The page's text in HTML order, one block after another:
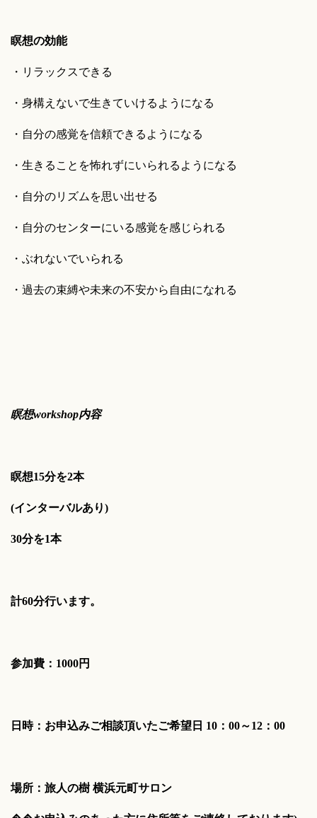
瞑想の効能
・リラックスできる
・身構えないで生きていけるようになる
・自分の感覚を信頼できるようになる
・生きることを怖れずにいられるようになる
・自分のリズムを思い出せる
・自分のセンターにいる感覚を感じられる
・ぶれないでいられる
・過去の束縛や未来の不安から自由になれる
瞑想workshop内容
瞑想15分を2本
(インターバルあり)
30分を1本
計60分行います。
参加費：1000円
日時：お申込みご相談頂いたご希望日 10：00～12：00
場所：旅人の樹 横浜元町サロン